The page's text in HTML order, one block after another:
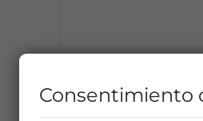
Consentimiento